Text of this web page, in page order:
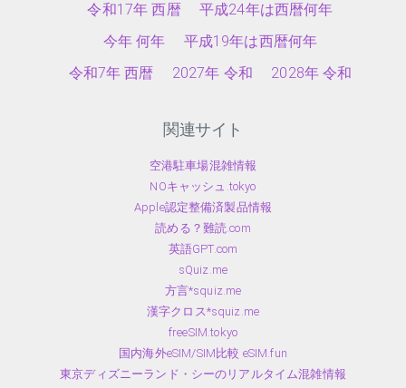
令和17年 西暦
平成24年は西暦何年
今年 何年
平成19年は西暦何年
令和7年 西暦
2027年 令和 2028年 令和
関連サイト
空港駐車場混雑情報
NOキャッシュ.tokyo
Apple認定整備済製品情報
読める？難読.com
英語GPT.com
sQuiz.me
方言*squiz.me
漢字クロス*squiz.me
freeSIM.tokyo
国内海外eSIM/SIM比較 eSIM.fun
東京ディズニーランド・シーのリアルタイム混雑情報